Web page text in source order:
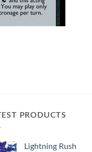
PRODUCTS
Lightning Rush